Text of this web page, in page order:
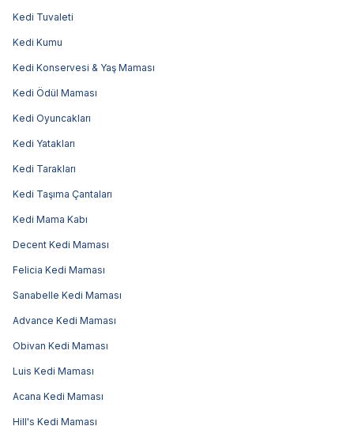
Kedi Tuvaleti
Kedi Kumu
Kedi Konservesi & Yaş Maması
Kedi Ödül Maması
Kedi Oyuncakları
Kedi Yatakları
Kedi Tarakları
Kedi Taşıma Çantaları
Kedi Mama Kabı
Decent Kedi Maması
Felicia Kedi Maması
Sanabelle Kedi Maması
Advance Kedi Maması
Obivan Kedi Maması
Luis Kedi Maması
Acana Kedi Maması
Hill's Kedi Maması